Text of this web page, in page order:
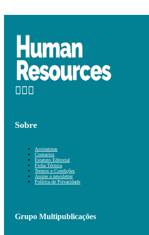
Sobre
Assinaturas
Contactos
Estatuto Editorial
Ficha Técnica
Termos e Condições
Assine a newsletter
Política de Privacidade
Grupo Multipublicações